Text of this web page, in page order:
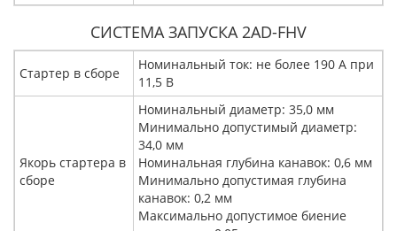
СИСТЕМА ЗАПУСКА 2AD-FHV
Стартер в сборе
Номинальный ток: не более 190 A при
11,5 В
Якорь стартера в
сборе
Номинальный диаметр: 35,0 мм
Минимально допустимый диаметр:
34,0 мм
Номинальная глубина канавок: 0,6 мм
Минимально допустимая глубина
канавок: 0,2 мм
Максимально допустимое биение